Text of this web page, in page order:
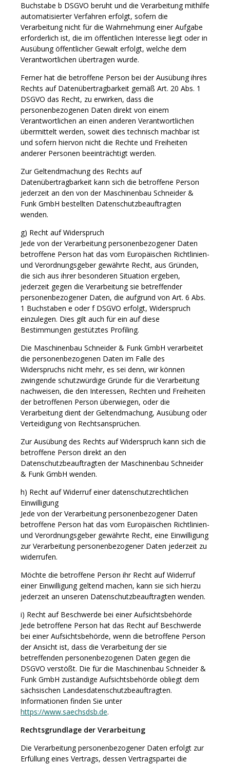
Buchstabe b DSGVO beruht und die Verarbeitung mithilfe
automatisierter Verfahren erfolgt, sofern die
Verarbeitung nicht für die Wahrnehmung einer Aufgabe
erforderlich ist, die im öffentlichen Interesse liegt oder in
Ausübung öffentlicher Gewalt erfolgt, welche dem
Verantwortlichen übertragen wurde.
Ferner hat die betroffene Person bei der Ausübung ihres
Rechts auf Datenübertragbarkeit gemäß Art. 20 Abs. 1
DSGVO das Recht, zu erwirken, dass die
personenbezogenen Daten direkt von einem
Verantwortlichen an einen anderen Verantwortlichen
übermittelt werden, soweit dies technisch machbar ist
und sofern hiervon nicht die Rechte und Freiheiten
anderer Personen beeinträchtigt werden.
Zur Geltendmachung des Rechts auf
Datenübertragbarkeit kann sich die betroffene Person
jederzeit an den von der Maschinenbau Schneider &
Funk GmbH bestellten Datenschutzbeauftragten
wenden.
g) Recht auf Widerspruch
Jede von der Verarbeitung personenbezogener Daten
betroffene Person hat das vom Europäischen Richtlinien-
und Verordnungsgeber gewährte Recht, aus Gründen,
die sich aus ihrer besonderen Situation ergeben,
jederzeit gegen die Verarbeitung sie betreffender
personenbezogener Daten, die aufgrund von Art. 6 Abs.
1 Buchstaben e oder f DSGVO erfolgt, Widerspruch
einzulegen. Dies gilt auch für ein auf diese
Bestimmungen gestütztes Profiling.
Die Maschinenbau Schneider & Funk GmbH verarbeitet
die personenbezogenen Daten im Falle des
Widerspruchs nicht mehr, es sei denn, wir können
zwingende schutzwürdige Gründe für die Verarbeitung
nachweisen, die den Interessen, Rechten und Freiheiten
der betroffenen Person überwiegen, oder die
Verarbeitung dient der Geltendmachung, Ausübung oder
Verteidigung von Rechtsansprüchen.
Zur Ausübung des Rechts auf Widerspruch kann sich die
betroffene Person direkt an den
Datenschutzbeauftragten der Maschinenbau Schneider
& Funk GmbH wenden.
h) Recht auf Widerruf einer datenschutzrechtlichen
Einwilligung
Jede von der Verarbeitung personenbezogener Daten
betroffene Person hat das vom Europäischen Richtlinien-
und Verordnungsgeber gewährte Recht, eine Einwilligung
zur Verarbeitung personenbezogener Daten jederzeit zu
widerrufen.
Möchte die betroffene Person ihr Recht auf Widerruf
einer Einwilligung geltend machen, kann sie sich hierzu
jederzeit an unseren Datenschutzbeauftragten wenden.
i) Recht auf Beschwerde bei einer Aufsichtsbehörde
Jede betroffene Person hat das Recht auf Beschwerde
bei einer Aufsichtsbehörde, wenn die betroffene Person
der Ansicht ist, dass die Verarbeitung der sie
betreffenden personenbezogenen Daten gegen die
DSGVO verstößt. Die für die Maschinenbau Schneider &
Funk GmbH zuständige Aufsichtsbehörde obliegt dem
sächsischen Landesdatenschutzbeauftragten.
Informationen finden Sie unter
https://www.saechsdsb.de.
Rechtsgrundlage der Verarbeitung
Die Verarbeitung personenbezogener Daten erfolgt zur
Erfüllung eines Vertrags, dessen Vertragspartei die